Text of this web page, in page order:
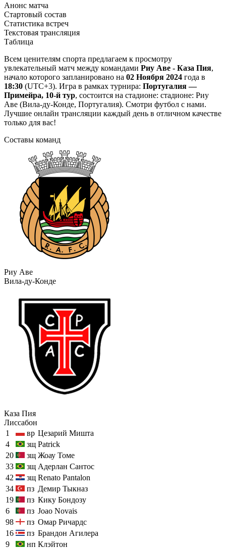
Анонс матча
Стартовый состав
Статистика встреч
Текстовая трансляция
Таблица
Всем ценителям спорта предлагаем к просмотру
увлекательный матч между командами Риу Аве - Каза Пия,
начало которого запланировано на 02 Ноября 2024 года в
18:30 (UTC+3). Игра в рамках турнира: Португалия —
Примейра, 10-й тур, состоится на стадионе: стадионе: Риу
Аве (Вила-ду-Конде, Португалия). Смотри футбол с нами.
Лучшие онлайн трансляции каждый день в отличном качестве
только для вас!
Составы команд
Риу Аве
Вила-ду-Конде
Каза Пия
Лиссабон
1
вр Цезарий Мишта
4
зщ Patrick
20
зщ Жоау Томе
33
зщ Адерлан Сантос
42
зщ Renato Pantalon
34
пз Демир Тыкназ
19
пз Кику Бондозу
6
пз Joao Novais
98
пз Омар Ричардс
16
пз Брандон Агилера
9
нп Клэйтон